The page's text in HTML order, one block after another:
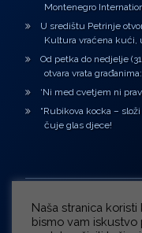
Montenegro
U središtu Petrinje
Kultura vraćena kući,
Od petka do nedjelje
otvara vrata
‘Ni med cvetjem ni
“Rubikova kocka –
čuje glas djece!
Naša stranica
bismo vam iskustvo